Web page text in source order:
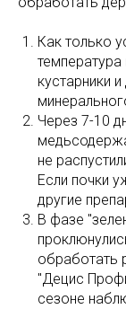
Как только
кустарники
Через 7-10
не
Если почки
другие
В фазе
обработать
"Децис
сезоне